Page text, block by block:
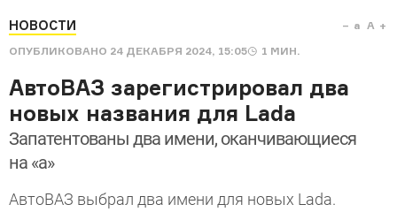
НОВОСТИ
ОПУБЛИКОВАНО 24 ДЕКАБРЯ 2024, 15:05 1 МИН.
a A
АвтоВАЗ зарегистрировал два
новых названия для Lada
Запатентованы два имени, оканчивающиеся
на «а»
АвтоВАЗ выбрал два имени для новых Lada.